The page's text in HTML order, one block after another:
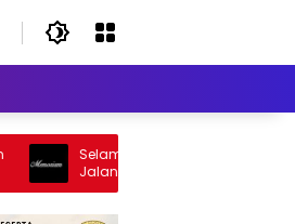
Selamat Jalan Sang Inspirator,
Jalan Abangku Yuslam Idris